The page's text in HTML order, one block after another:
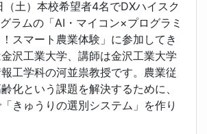
土）本校希望者4名でDXハイスク
ラムの「AI・マイコン×プログラミ
スマート農業体験」に参加してき
沢工業大学、講師は金沢工業大学
工学科の河並祟教授です。農業従
化という課題を解決するために、
きゅうりの選別システム」を作り